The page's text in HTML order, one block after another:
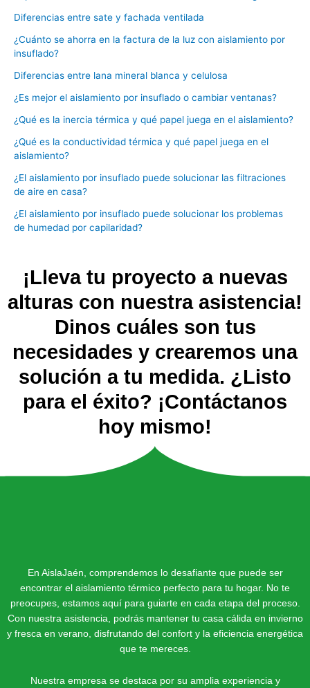
Diferencias entre sate y fachada ventilada
¿Cuánto se ahorra en la factura de la luz con aislamiento por
insuflado?
Diferencias entre lana mineral blanca y celulosa
¿Es mejor el aislamiento por insuflado o cambiar ventanas?
¿Qué es la inercia térmica y qué papel juega en el aislamiento?
¿Qué es la conductividad térmica y qué papel juega en el
aislamiento?
¿El aislamiento por insuflado puede solucionar las filtraciones
de aire en casa?
¿El aislamiento por insuflado puede solucionar los problemas
de humedad por capilaridad?
¡Lleva tu proyecto a nuevas
alturas con nuestra asistencia!
Dinos cuáles son tus
necesidades y crearemos una
solución a tu medida. ¿Listo
para el éxito? ¡Contáctanos
hoy mismo!
En AislaJaén, comprendemos lo desafiante que puede ser
encontrar el aislamiento térmico perfecto para tu hogar. No te
preocupes, estamos aquí para guiarte en cada etapa del proceso.
Con nuestra asistencia, podrás mantener tu casa cálida en invierno
y fresca en verano, disfrutando del confort y la eficiencia energética
que te mereces.
Nuestra empresa se destaca por su amplia experiencia y